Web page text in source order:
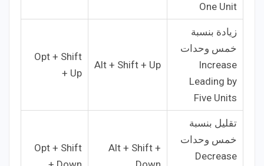
One Unit
زيادة بنسبة
خمس وحدات
Increase
Leading by
Five Units
Alt + Shift + Up
Opt + Shift
+ Up
تقليل بنسبة
خمس وحدات
Decrease
Alt + Shift +
Opt + Shift